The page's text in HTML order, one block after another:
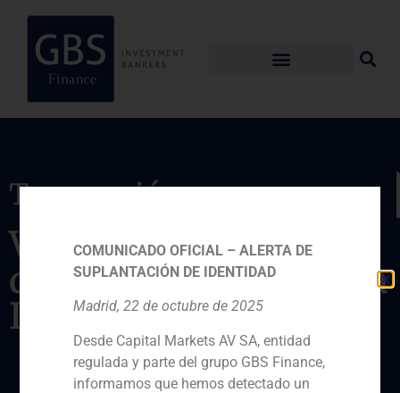
Transacción
Venta de la actividad
de venta de entradas a
Indra
COMUNICADO OFICIAL – ALERTA DE
SUPLANTACIÓN DE IDENTIDAD
Madrid, 22 de octubre de 2025
Desde Capital Markets AV SA, entidad
regulada y parte del grupo GBS Finance,
informamos que hemos detectado un